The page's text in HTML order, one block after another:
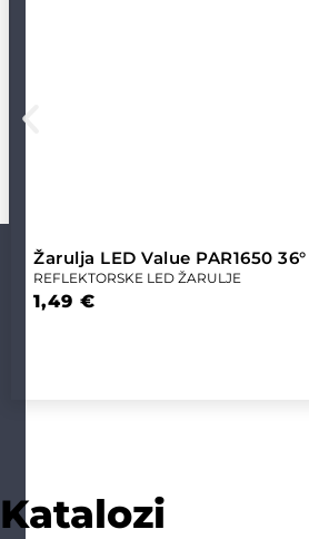
Žarulja LED Value PAR1650
REFLEKTORSKE LED ŽARULJE
1,49€
Katalozi